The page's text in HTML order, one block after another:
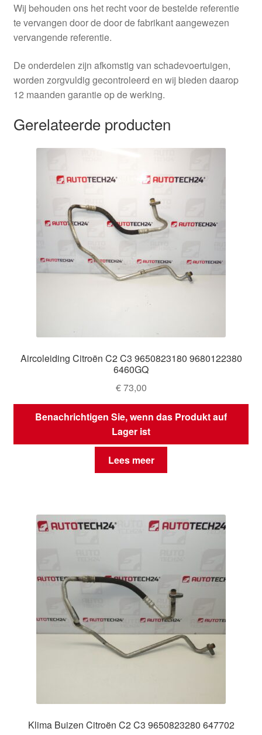
Wij behouden ons het recht voor de bestelde referentie
te vervangen door de door de fabrikant aangewezen
vervangende referentie.
De onderdelen zijn afkomstig van schadevoertuigen,
worden zorgvuldig gecontroleerd en wij bieden daarop
12 maanden garantie op de werking.
Gerelateerde producten
Aircoleiding Citroën C2 C3 9650823180 9680122380
6460GQ
€73,00
Benachrichtigen Sie, wenn das Produkt auf
Lager ist
Lees meer
Klima Buizen Citroën C2 C3 9650823280 647702